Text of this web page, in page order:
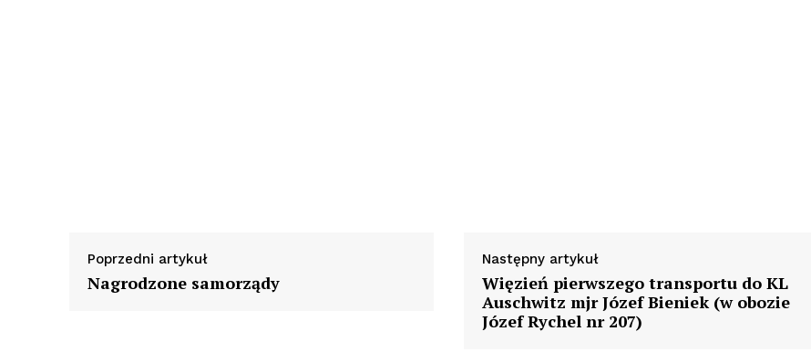
Poprzedni artykuł
Nagrodzone samorządy
Następny artykuł
Więzień pierwszego transportu do KL
Auschwitz mjr Józef Bieniek (w obozie
Józef Rychel nr 207)